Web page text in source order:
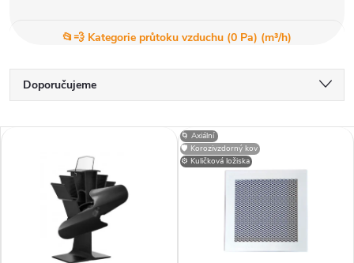
📂💨 Kategorie průtoku vzduchu (0 Pa) (m³/h)
Ř
a
Doporučujeme
Nejprodávanější
Abecedně
⚙️ Kuličková ložiska
🌀 Axiální
🛡️ Korozivzdorný kov